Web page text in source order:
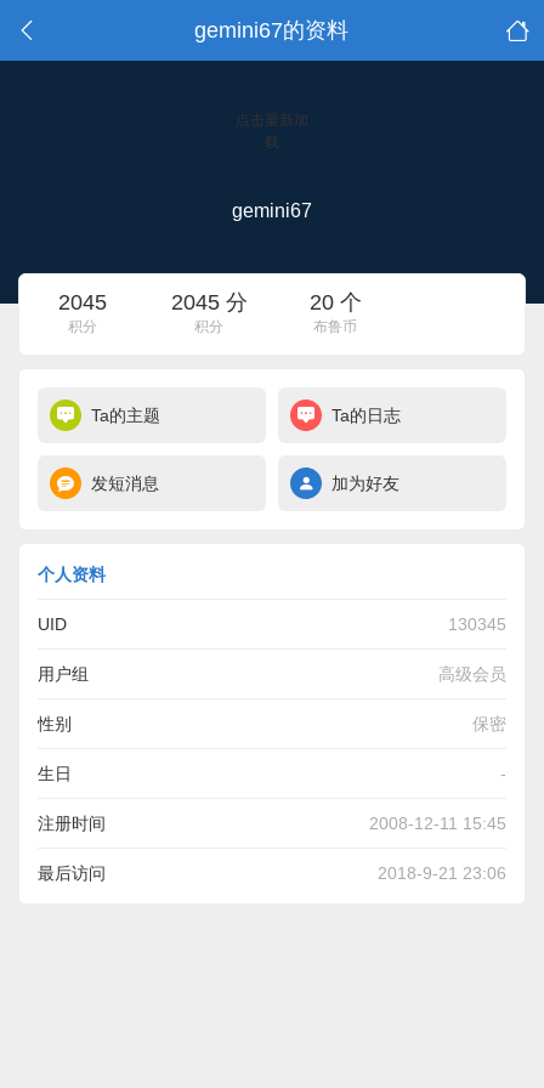
gemini67的资料
点击重新加
载
gemini67
2045
积分
2045 分
积分
20 个
布鲁币
Ta的主题 Ta的日志
发短消息 加为好友
个人资料
UID 130345
用户组 高级会员
性别 保密
生日 -
注册时间 2008-12-11 15:45
最后访问 2018-9-21 23:06